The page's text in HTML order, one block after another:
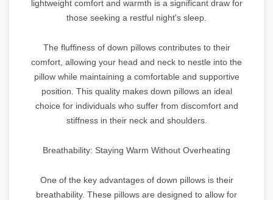
lightweight comfort and warmth is a significant draw for
those seeking a restful night's sleep.
The fluffiness of down pillows contributes to their
comfort, allowing your head and neck to nestle into the
pillow while maintaining a comfortable and supportive
position. This quality makes down pillows an ideal
choice for individuals who suffer from discomfort and
stiffness in their neck and shoulders.
Breathability: Staying Warm Without Overheating
One of the key advantages of down pillows is their
breathability. These pillows are designed to allow for